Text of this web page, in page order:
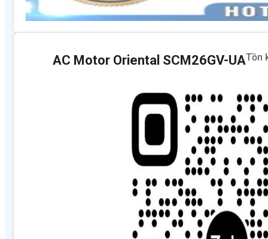
AC Motor Oriental SCM26GV-UATồn